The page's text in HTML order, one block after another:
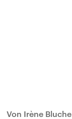
Von Irène Bluche